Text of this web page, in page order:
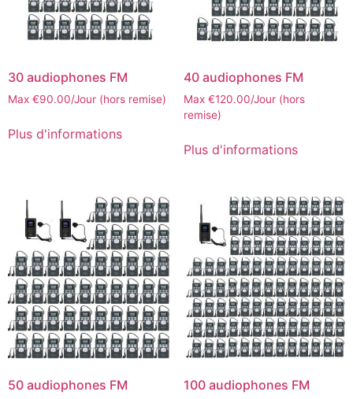
30 audiophones FM
Max €90.00/Jour (hors remise)
Plus d'informations
40 audiophones FM
Max €120.00/Jour (hors
remise)
Plus d'informations
50 audiophones FM 100 audiophones FM